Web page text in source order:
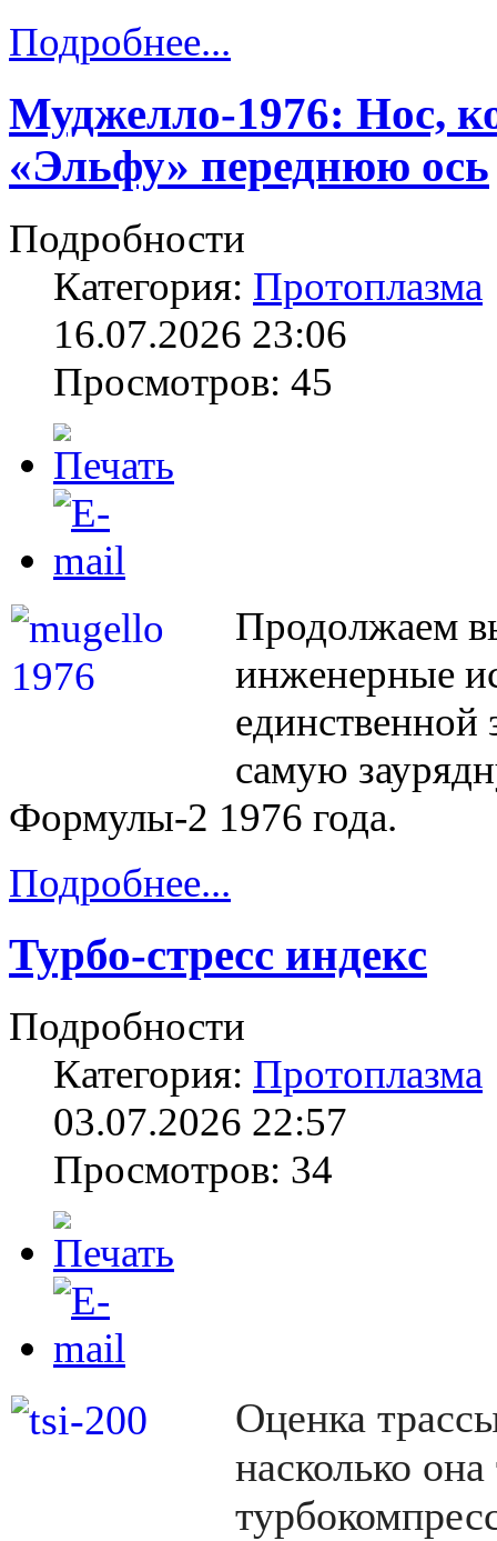
Подробнее...
Муджелло-1976: Нос,
«Эльфу» переднюю ось
Подробности
Категория: Протоплазма
16.07.2026 23:06
Просмотров: 45
Продолжаем
инженерные
единственной
самую
Формулы-2 1976 года.
Подробнее...
Турбо-стресс индекс
Подробности
Категория: Протоплазма
03.07.2026 22:57
Просмотров: 34
Оценка
насколько